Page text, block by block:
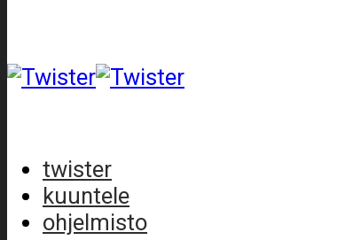
twister
kuuntele
ohjelmisto